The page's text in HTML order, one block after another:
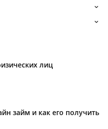
лиц
займ и как его получить